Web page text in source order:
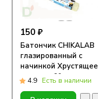
150 ₽
Батончик CHIKALAB
глазированный с
начинкой Хрустящее
печенье 60гр.
4.9 Есть в наличии